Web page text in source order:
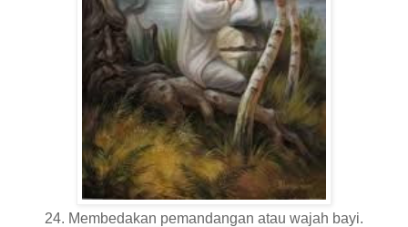
24. Membedakan pemandangan atau wajah bayi.